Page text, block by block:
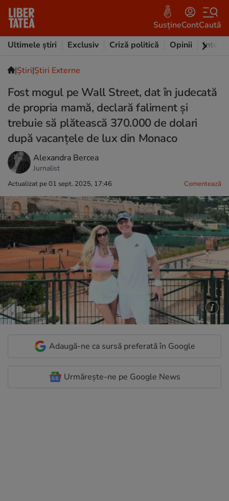
SusțineContCaută
Ultimele știri
Exclusiv Criză politică Opinii
|Ştiri|Știri Externe
Fost mogul pe Wall Street, dat în judecată
de propria mamă, declară faliment și
trebuie să plătească 370.000 de dolari
după vacanțele de lux din Monaco
Alexandra Bercea
Jurnalist
Actualizat pe 01 sept. 2025, 17:46 Comentează
Adaugă-ne ca sursă preferată în Google
Urmărește-ne pe Google News